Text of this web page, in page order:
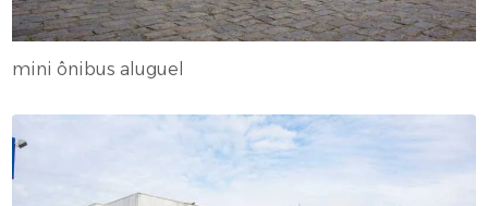
mini ônibus aluguel